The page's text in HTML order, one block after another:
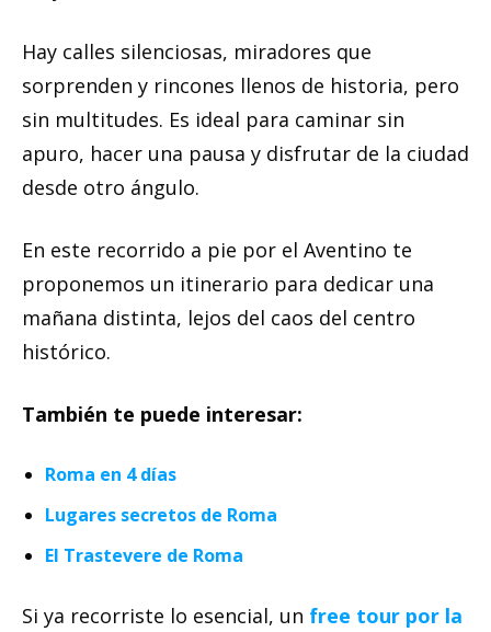
Hay calles silenciosas, miradores que
sorprenden y rincones llenos de historia, pero
sin multitudes. Es ideal para caminar sin
apuro, hacer una pausa y disfrutar de la ciudad
desde otro ángulo.
En este recorrido a pie por el Aventino te
proponemos un itinerario para dedicar una
mañana distinta, lejos del caos del centro
histórico.
También te puede interesar:
Roma en 4 días
Lugares secretos de Roma
El Trastevere de Roma
Si ya recorriste lo esencial, un free tour por la